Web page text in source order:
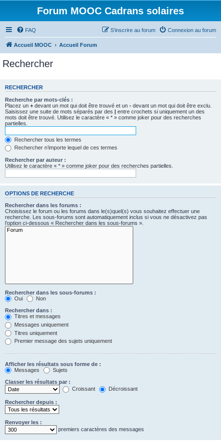
Forum MOOC Cadrans solaires
FAQ Connexion au forum
S’inscrire au forum
Accueil MOOC Accueil Forum
Rechercher
RECHERCHER
Recherche par mots-clés :
Placez un + devant un mot qui doit être trouvé et un - devant un mot qui doit être exclu.
Saisissez une suite de mots séparés par des | entre crochets si uniquement un des
mots doit être trouvé. Utilisez le caractère « * » comme joker pour des recherches
partielles.
Rechercher tous les termes
Rechercher n’importe lequel de ces termes
Rechercher par auteur :
Utilisez le caractère « * » comme joker pour des recherches partielles.
OPTIONS DE RECHERCHE
Rechercher dans les forums :
Choisissez le forum ou les forums dans le(s)quel(s) vous souhaitez effectuer une
recherche. Les sous-forums sont automatiquement inclus si vous ne désactivez pas
l’option ci-dessous « Rechercher dans les sous-forums ».
Rechercher dans les sous-forums :
Oui
Non
Rechercher dans :
Titres et messages
Messages uniquement
Titres uniquement
Premier message des sujets uniquement
Afficher les résultats sous forme de :
Messages
Sujets
Classer les résultats par :
Croissant
Décroissant
Rechercher depuis :
Renvoyer les :
premiers caractères des messages